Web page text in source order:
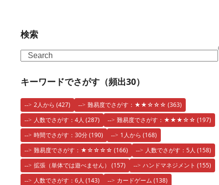
検索
Search
キーワードでさがす（頻出30）
2人から (427) 難易度でさがす：★★☆☆☆ (363)
人数でさがす：4人 (287) 難易度でさがす：★★★☆☆ (197)
時間でさがす：30分(190) 1人から (168)
難易度でさがす：★☆☆☆☆ (166) 人数でさがす：5人 (158)
拡張（単体では遊べません） (157) ハンドマネジメント (155)
人数でさがす：6人 (143) カードゲーム (138)